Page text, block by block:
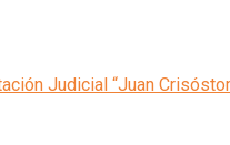
Judicial “Juan